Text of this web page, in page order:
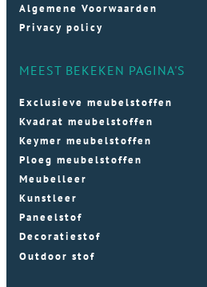
Algemene Voorwaarden
Privacy policy
MEEST BEKEKEN PAGINA'S
Exclusieve meubelstoffen
Kvadrat meubelstoffen
Keymer meubelstoffen
Ploeg meubelstoffen
Meubelleer
Kunstleer
Paneelstof
Decoratiestof
Outdoor stof